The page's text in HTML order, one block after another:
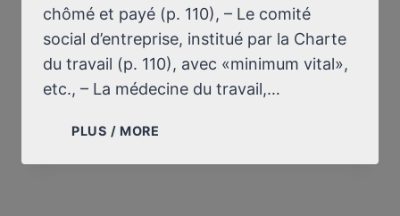
chômé et payé (p. 110), – Le comité
social d’entreprise, institué par la Charte
du travail (p. 110), avec «minimum vital»,
etc., – La médecine du travail,…
PLUS / MORE
FRANÇAIS